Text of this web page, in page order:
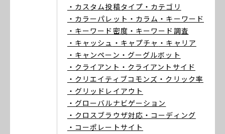
・カスタム投稿タイプ ・カテゴリ
・カラーパレット ・カラム ・キーワード
・キーワード密度 ・キーワード調査
・キャッシュ ・キャプチャ ・キャリア
・キャンペーン ・グーグルボット
・クライアント ・クライアントサイド
・クリエイティブコモンズ ・クリック率
・グリッドレイアウト
・グローバルナビゲーション
・クロスブラウザ対応 ・コーディング
・コーポレートサイト